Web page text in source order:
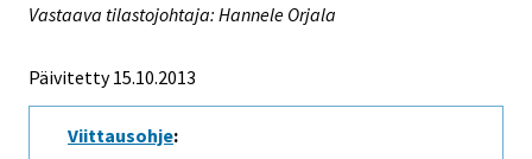
Vastaava tilastojohtaja: Hannele Orjala
Päivitetty 15.10.2013
Viittausohje: